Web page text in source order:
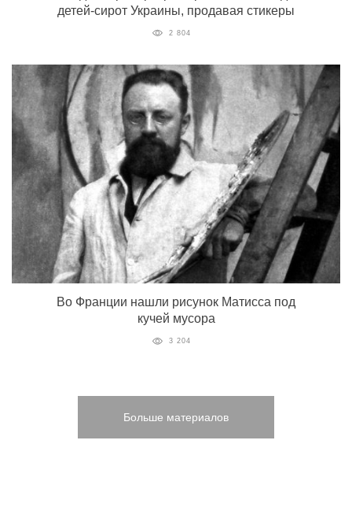
детей-сирот Украины, продавая стикеры
2 804
Во Франции нашли рисунок Матисса под
кучей мусора
3 204
Больше материалов